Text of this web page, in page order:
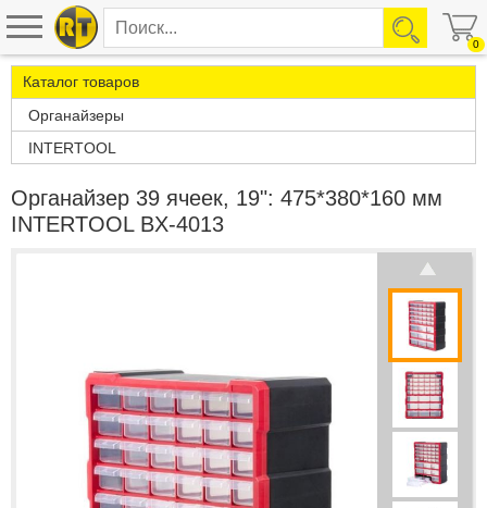
0
Каталог товаров
Органайзеры
INTERTOOL
Органайзер 39 ячеек, 19": 475*380*160 мм
INTERTOOL BX-4013